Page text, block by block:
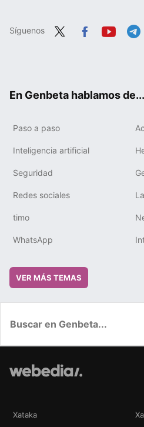
Síguenos
En Genbeta hablamos de...
Paso a paso
Inteligencia artificial
Seguridad
Redes sociales
timo
WhatsApp
VER MÁS TEMAS
Xataka